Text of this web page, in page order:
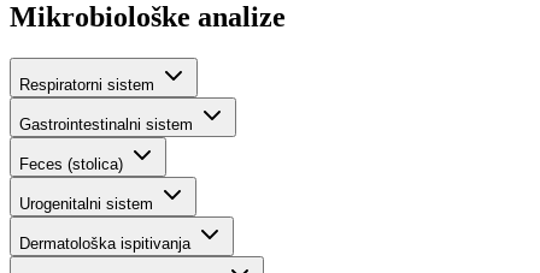
Mikrobiološke analize
Respiratorni sistem
Gastrointestinalni sistem
Feces (stolica)
Urogenitalni sistem
Dermatološka ispitivanja